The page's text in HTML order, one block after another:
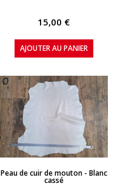
15,00 €
AJOUTER AU PANIER
APERÇU RAPIDE
Peau de cuir de mouton - Blanc
cassé